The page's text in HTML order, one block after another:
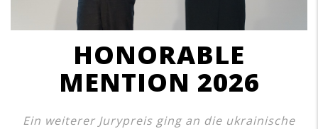
HONORABLE
MENTION 2026
Ein weiterer Jurypreis ging an die ukrainische